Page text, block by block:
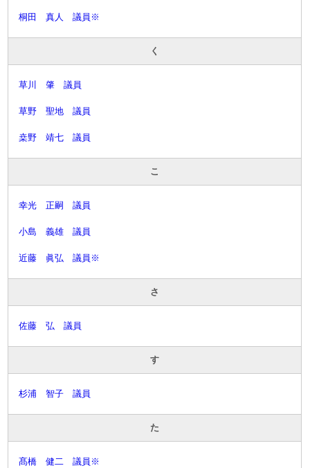
桐田 真人 議員※
く
草川 肇 議員
草野 聖地 議員
桒野 靖七 議員
こ
幸光 正嗣 議員
小島 義雄 議員
近藤 眞弘 議員※
さ
佐藤 弘 議員
す
杉浦 智子 議員
た
髙橋 健二 議員※